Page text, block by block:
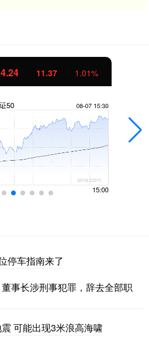
11.37 1.01%
停车指南来了
事长涉刑事犯罪，辞去全部职
可能出现3米浪高海啸